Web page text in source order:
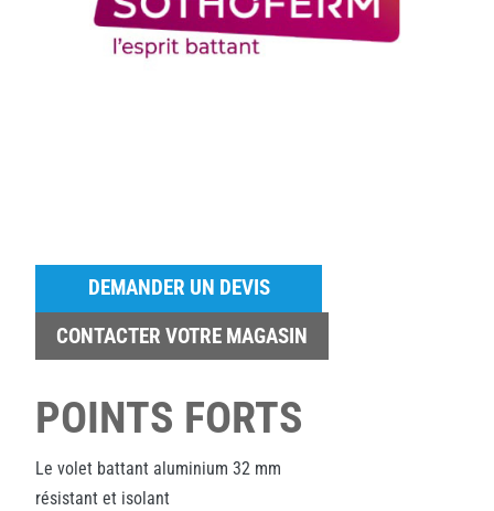
DEMANDER UN DEVIS
CONTACTER VOTRE MAGASIN
POINTS FORTS
Le volet battant aluminium 32 mm
résistant et isolant